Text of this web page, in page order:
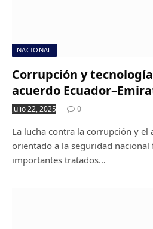
NACIONAL
Corrupción y
acuerdo
julio 22, 2025 0
La lucha contra la corrupción y el
orientado a la seguridad
importantes tratados…